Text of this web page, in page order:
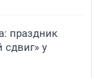
праздник
у